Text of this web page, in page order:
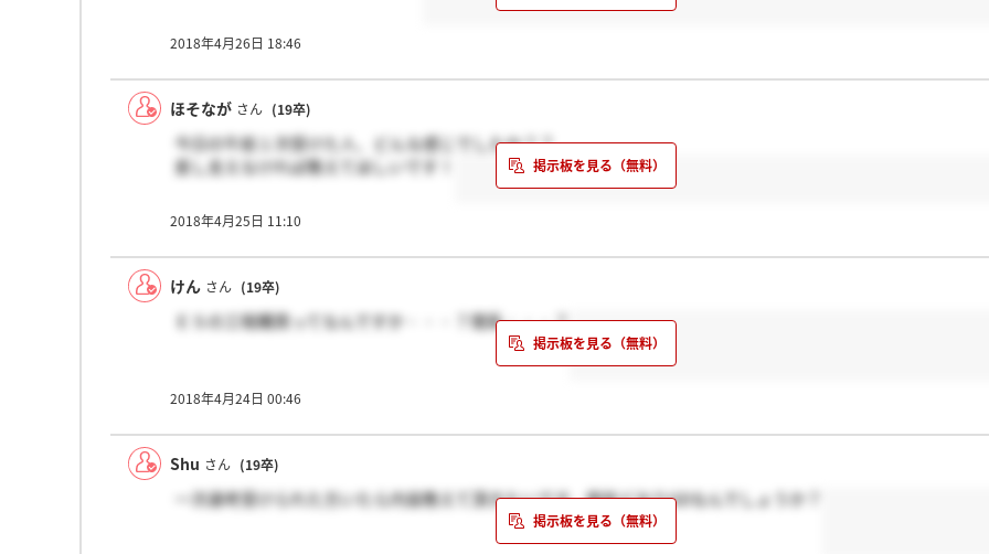
2018年4月26日 18:46
ほそなが さん (19卒)
今日の午前１次受けた人、どんな感じでしたか？？
差し支えなければ教えてほしいです！
2018年4月25日 11:10
けん さん (19卒)
ＥＳの工程購買ってなんですか・・・？理系・・・？
2018年4月24日 00:46
Shu さん (19卒)
一次選考受けられた方いたら内容教えて頂きたいです。例年どおりGDなんでしょうか？